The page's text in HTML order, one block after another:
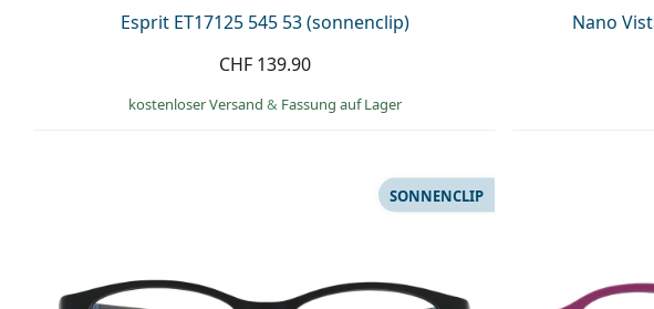
Esprit ET17125 545 53 (sonnenclip)
CHF 139.90
kostenloser Versand & Fassung auf Lager
Nano
SONNENCLIP